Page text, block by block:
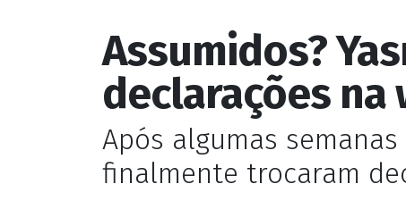
Assumidos?
declarações na
Após algumas
finalmente trocaram